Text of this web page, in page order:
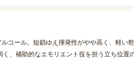
コール。短鎖ゆえ揮発性がやや高く、軽い
く、補助的なエモリエント役を担う立ち位